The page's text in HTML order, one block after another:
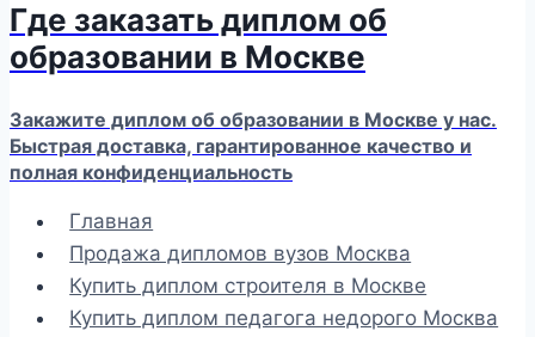
Где заказать диплом об
образовании в Москве
Закажите диплом об образовании в Москве у нас.
Быстрая доставка, гарантированное качество и
полная конфиденциальность
Главная
Продажа дипломов вузов Москва
Купить диплом строителя в Москве
Купить диплом педагога недорого Москва